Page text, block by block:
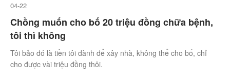
04-22
Chồng muốn cho bố 20 triệu đồng chữa bệnh,
tôi thì không
Tôi bảo đó là tiền tôi dành để xây nhà, không thể cho bố, chỉ
cho được vài triệu đồng thôi.